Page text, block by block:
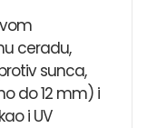
ceradu,
sunca,
do 12 mm) i
i UV